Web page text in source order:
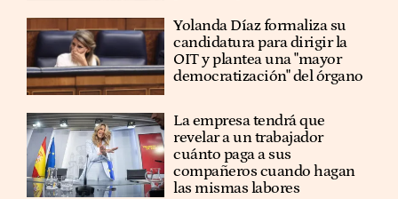
Yolanda Díaz formaliza su
candidatura para dirigir la
OIT y plantea una "mayor
democratización" del órgano
La empresa tendrá que
revelar a un trabajador
cuánto paga a sus
compañeros cuando hagan
las mismas labores